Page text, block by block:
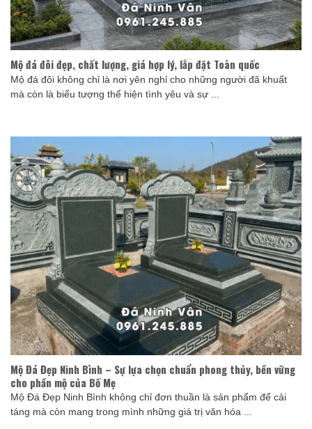
Mộ đá đôi đẹp, chất lượng, giá hợp lý, lắp đặt Toàn quốc
Mộ đá đôi không chỉ là nơi yên nghỉ cho những người đã khuất
mà còn là biểu tượng thể hiện tình yêu và sự ...
Mộ Đá Đẹp Ninh Bình – Sự lựa chọn chuẩn phong thủy, bền vững
cho phần mộ của Bố Mẹ
Mộ Đá Đẹp Ninh Bình không chỉ đơn thuần là sản phẩm để cải
táng mà còn mang trong mình những giá trị văn hóa ...